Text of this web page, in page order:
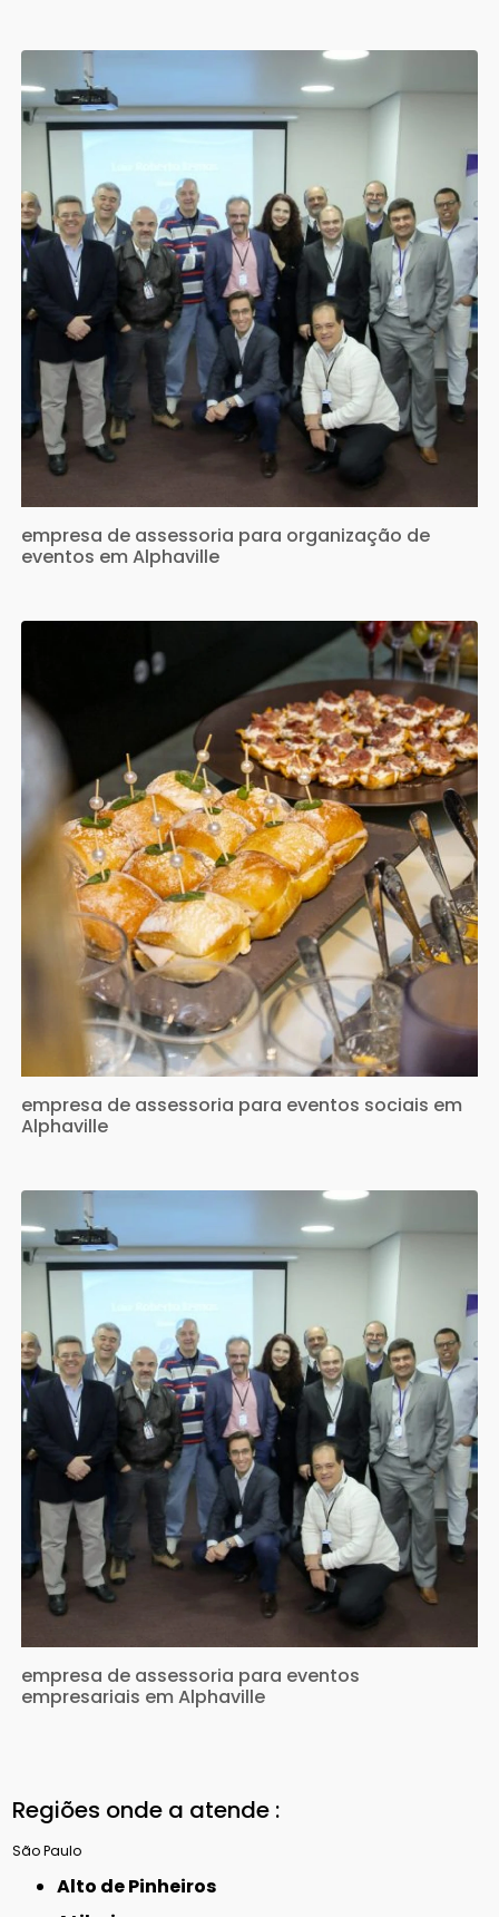
empresa de assessoria para organização de
eventos em Alphaville
empresa de assessoria para eventos sociais em
Alphaville
empresa de assessoria para eventos
empresariais em Alphaville
Regiões onde a atende :
São Paulo
Alto de Pinheiros